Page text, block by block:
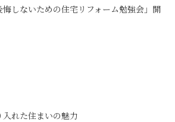
しないための住宅リフォーム勉強会」開
れた住まいの魅力